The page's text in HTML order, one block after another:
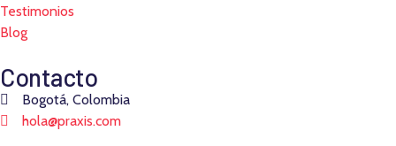
Testimonios
Blog
Contacto
Bogotá, Colombia
hola@praxis.com